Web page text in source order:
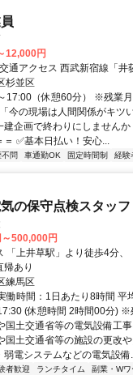
12,000円
最寄駅 井荻駅 交通アクセス 西武新宿
杉並区
17:00（休憩60分） ※残業
今の現場は人間関係がキツ
建企画で終わりにしません
✅基本日払い！安心...
問 車通勤OK 固定時間制 経験
の保守点検スタッフ
500,000円
「上井草駅」より徒歩4分
帰あり
練馬区
働時間：1日あたり8時間 平
(休憩時間 2時間00分) ※
国土交通省等の電気設備工
国土交通省等の施設の更改
弱電システムなどの電気設備
者歓迎 ランチタイム 副業・Wワ